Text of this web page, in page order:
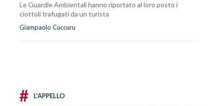
Le Guardie Ambientali hanno riportato al loro posto i
ciottoli trafugati da un turista
Giampaolo Cuccuru
# L'APPELLO